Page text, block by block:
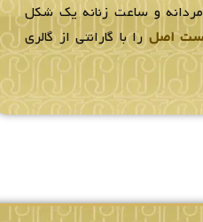
مردانه و ساعت زنانه یک شکل
اصل را با گارانتی از گالری